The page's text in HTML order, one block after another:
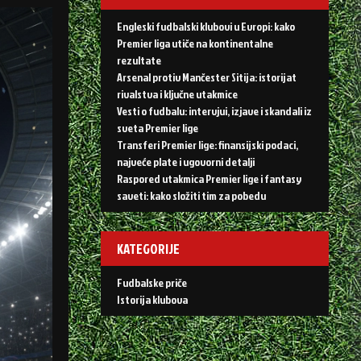
Engleski fudbalski klubovi u Evropi: kako
Premier liga utiče na kontinentalne
rezultate
Arsenal protiv Mančester Sitija: istorijat
rivalstva i ključne utakmice
Vesti o fudbalu: intervjui, izjave i skandali iz
sveta Premier lige
Transferi Premier lige: finansijski podaci,
najveće plate i ugovorni detalji
Raspored utakmica Premier lige i fantasy
saveti: kako složiti tim za pobedu
KATEGORIJE
Fudbalske priče
Istorija klubova